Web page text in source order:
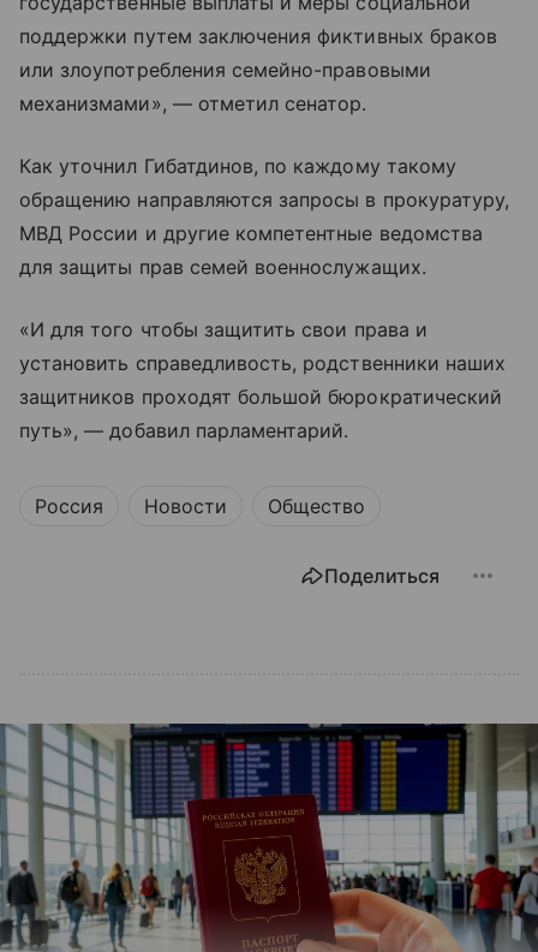
поддержки путем заключения фиктивных браков
или злоупотребления семейно-правовыми
механизмами», — отметил сенатор.
Как уточнил Гибатдинов, по каждому такому
обращению направляются запросы в прокуратуру,
МВД России и другие компетентные ведомства
для защиты прав семей военнослужащих.
«И для того чтобы защитить свои права и
установить справедливость, родственники наших
защитников проходят большой бюрократический
путь», — добавил парламентарий.
Россия Новости Общество
Поделиться